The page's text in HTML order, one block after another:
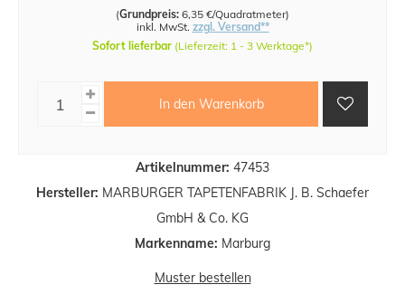
Artikelnummer: 47453
Hersteller: MARBURGER TAPETENFABRIK J. B. Schaefer
GmbH & Co. KG
Markenname: Marburg
(Grundpreis: 6,35 €/Quadratmeter)
inkl. MwSt. zzgl. Versand**
Sofort lieferbar (Lieferzeit: 1 - 3 Werktage*)
In den Warenkorb
Muster bestellen